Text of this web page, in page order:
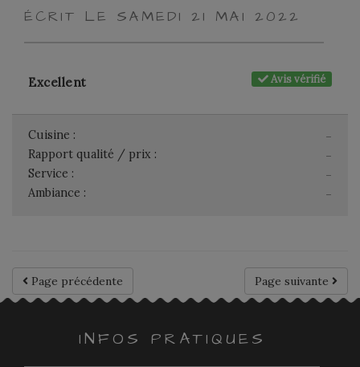
ÉCRIT LE SAMEDI 21 MAI 2022
Avis vérifié
Excellent
-
Cuisine :
-
Rapport qualité / prix :
-
Service :
-
Ambiance :
Page suivante
Page précédente
INFOS PRATIQUES